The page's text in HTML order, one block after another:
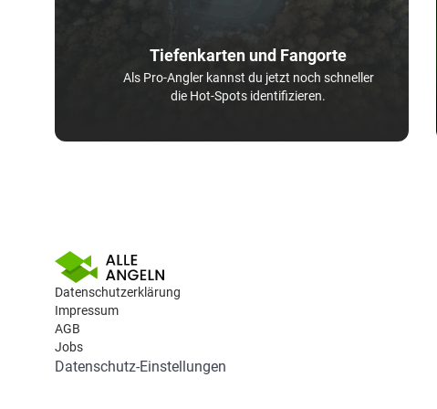
Tiefenkarten und Fangorte
Als Pro-Angler kannst du jetzt noch schneller
die Hot-Spots identifizieren.
Datenschutzerklärung
Impressum
AGB
Jobs
Datenschutz-Einstellungen